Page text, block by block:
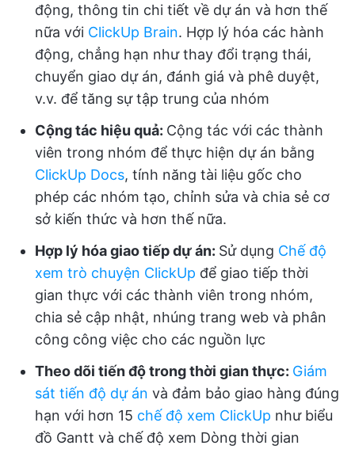
động, thông tin chi tiết về dự án và hơn thế
nữa với ClickUp Brain. Hợp lý hóa các hành
động, chẳng hạn như thay đổi trạng thái,
chuyển giao dự án, đánh giá và phê duyệt,
v.v. để tăng sự tập trung của nhóm
Cộng tác hiệu quả: Cộng tác với các thành
viên trong nhóm để thực hiện dự án bằng
ClickUp Docs, tính năng tài liệu gốc cho
phép các nhóm tạo, chỉnh sửa và chia sẻ cơ
sở kiến thức và hơn thế nữa.
Hợp lý hóa giao tiếp dự án: Sử dụng Chế độ
xem trò chuyện ClickUp để giao tiếp thời
gian thực với các thành viên trong nhóm,
chia sẻ cập nhật, nhúng trang web và phân
công công việc cho các nguồn lực
Theo dõi tiến độ trong thời gian thực: Giám
sát tiến độ dự án và đảm bảo giao hàng đúng
hạn với hơn 15 chế độ xem ClickUp như biểu
đồ Gantt và chế độ xem Dòng thời gian